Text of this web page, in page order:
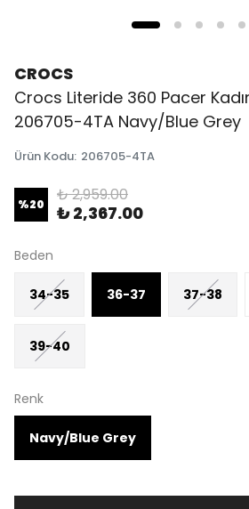
CROCS
Crocs Literide 360 Pacer
206705-4TA Navy/Blue Grey
Ürün Kodu: 206705-4TA
%20 ₺ 2,959.00
₺ 2,367.00
Beden
34-35 36-37 37-38
39-40
Renk
Navy/Blue Grey